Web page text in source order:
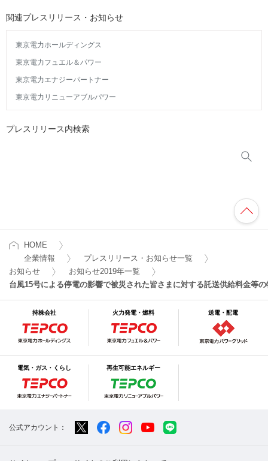
関連プレスリリース・お知らせ
東京電力ホールディングス
東京電力フュエル＆パワー
東京電力エナジーパートナー
東京電力リニューアブルパワー
プレスリリース内検索
HOME
企業情報
プレスリリース・お知らせ一覧
お知らせ
お知らせ2019年一覧
台風15号による停電の影響で被災された皆さまに対する託送供給料金等
持株会社 火力発電・燃料 送電・配電
電気・ガス・くらし 再生可能エネルギー
公式アカウント：